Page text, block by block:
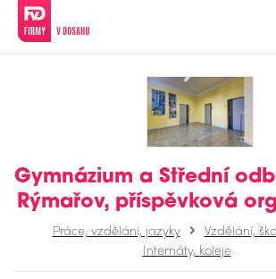
Gymnázium a Střední
Rýmařov, příspěvková
Práce, vzdělání, jazyky
Vzdělání,
Internáty, koleje